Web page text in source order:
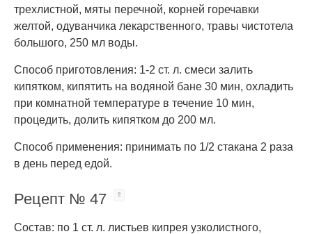
трехлистной, мяты перечной, корней горечавки
желтой, одуванчика лекарственного, травы чистотела
большого, 250 мл воды.
Способ приготовления: 1-2 ст. л. смеси залить
кипятком, кипятить на водяной бане 30 мин, охладить
при комнатной температуре в течение 10 мин,
процедить, долить кипятком до 200 мл.
Способ применения: принимать по 1/2 стакана 2 раза
в день перед едой.
Рецепт № 47
Состав: по 1 ст. л. листьев кипрея узколистного,